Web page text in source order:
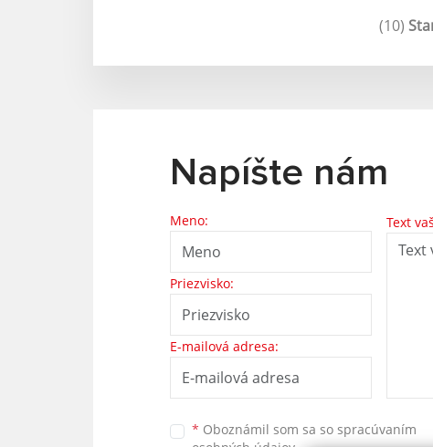
(10)
Napíšte nám
Meno:
Priezvisko:
E-mailová adresa:
Text
* Oboznámil som sa so spracúvaním